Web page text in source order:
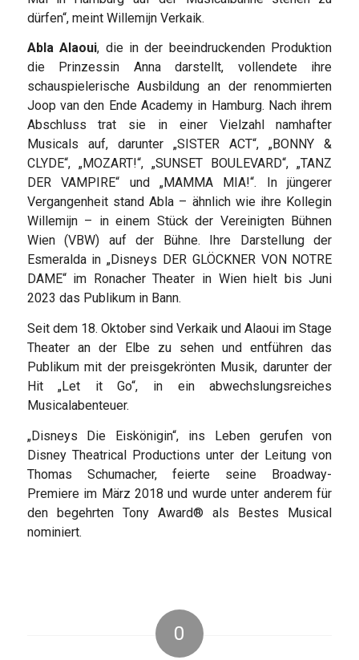
dürfen“, meint Willemijn Verkaik.
Abla Alaoui, die in der beeindruckenden Produktion
die Prinzessin Anna darstellt, vollendete ihre
schauspielerische Ausbildung an der renommierten
Joop van den Ende Academy in Hamburg. Nach ihrem
Abschluss trat sie in einer Vielzahl namhafter
Musicals auf, darunter „SISTER ACT“, „BONNY &
CLYDE“, „MOZART!“, „SUNSET BOULEVARD“, „TANZ
DER VAMPIRE“ und „MAMMA MIA!“. In jüngerer
Vergangenheit stand Abla – ähnlich wie ihre Kollegin
Willemijn – in einem Stück der Vereinigten Bühnen
Wien (VBW) auf der Bühne. Ihre Darstellung der
Esmeralda in „Disneys DER GLÖCKNER VON NOTRE
DAME“ im Ronacher Theater in Wien hielt bis Juni
2023 das Publikum in Bann.
Seit dem 18. Oktober sind Verkaik und Alaoui im Stage
Theater an der Elbe zu sehen und entführen das
Publikum mit der preisgekrönten Musik, darunter der
Hit „Let it Go“, in ein abwechslungsreiches
Musicalabenteuer.
„Disneys Die Eiskönigin“, ins Leben gerufen von
Disney Theatrical Productions unter der Leitung von
Thomas Schumacher, feierte seine Broadway-
Premiere im März 2018 und wurde unter anderem für
den begehrten Tony Award® als Bestes Musical
nominiert.
0